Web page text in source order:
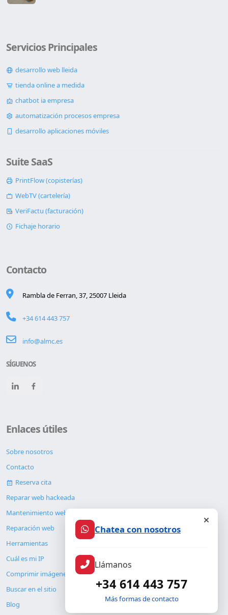
Servicios Principales
desarrollo web lleida
tienda online a medida
chatbot ia empresa
automatización procesos empresa
desarrollo aplicaciones móviles
Suite SaaS
PrintFlow (copisterías)
WebTV (cartelería)
VeriFactu (facturación)
Fichaje horario
Contacto
Rambla de Ferran, 37, 25007 Lleida
+34 614 443 757
info@almc.es
SÍGUENOS
Enlaces útiles
Sobre nosotros
Contacto
Reserva cita
Reparar web hackeada
Mantenimiento web
Reparación web
Herramientas
Cuál es mi IP
Comprimir imágenes
Buscar en el sitio
Blog
Chatea con nosotros
Llámanos
+34 614 443 757
Más formas de contacto